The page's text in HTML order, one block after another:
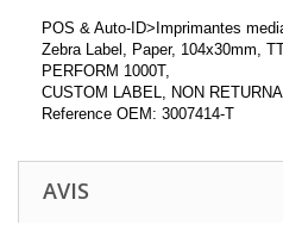
POS & Auto-ID>Imprimantes
Zebra Label, Paper, 104x30mm,
PERFORM 1000T,
CUSTOM LABEL, NON
Reference OEM: 3007414-T
AVIS